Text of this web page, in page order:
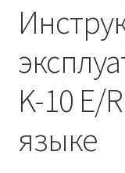
K-10 E/
языке